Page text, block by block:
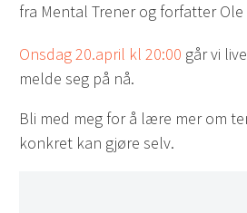
fra Mental Trener og forfatter
Onsdag 20.april kl 20:00 går vi
melde seg på nå.
Bli med meg for å lære mer om
konkret kan gjøre selv.